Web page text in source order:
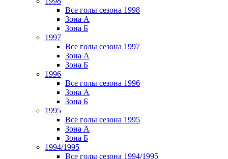
Все голы сезона 1998
Зона А
Зона Б
1997
Все голы сезона 1997
Зона А
Зона Б
1996
Все голы сезона 1996
Зона А
Зона Б
1995
Все голы сезона 1995
Зона А
Зона Б
1994/1995
Все голы сезона 1994/1995